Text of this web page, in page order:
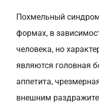
Похмельный
формах, в
человека, но
являются головная
аппетита,
внешним